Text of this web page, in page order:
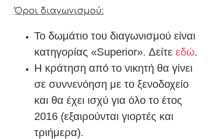
Όροι διαγωνισμού:
Το δωμάτιο του διαγωνισμού είναι
κατηγορίας «Superior». Δείτε εδώ.
Η κράτηση από το νικητή θα γίνει
σε συννενόηση με το ξενοδοχείο
και θα έχει ισχύ για όλο το έτος
2016 (εξαιρούνται γιορτές και
τριήμερα).